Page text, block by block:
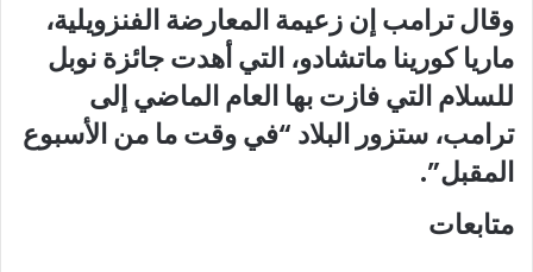
وقال ترامب إن زعيمة المعارضة الفنزويلية،
ماريا كورينا ماتشادو، التي أهدت جائزة نوبل
للسلام التي فازت بها العام الماضي إلى
ترامب، ستزور البلاد “في وقت ما من الأسبوع
المقبل”.
متابعات